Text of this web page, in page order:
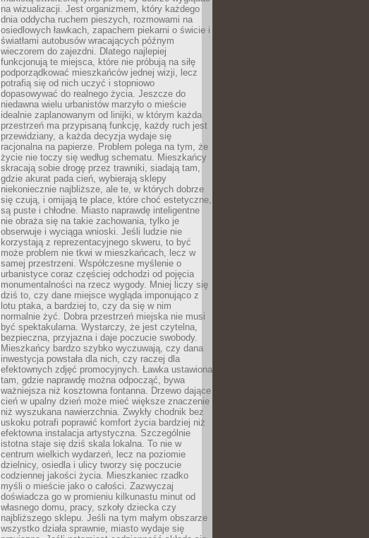
na wizualizacji. Jest organizmem, który każdego
dnia oddycha ruchem pieszych, rozmowami na
osiedlowych ławkach, zapachem piekarni o świcie i
światłami autobusów wracających późnym
wieczorem do zajezdni. Dlatego najlepiej
funkcjonują te miejsca, które nie próbują na siłę
podporządkować mieszkańców jednej wizji, lecz
potrafią się od nich uczyć i stopniowo
dopasowywać do realnego życia. Jeszcze do
niedawna wielu urbanistów marzyło o mieście
idealnie zaplanowanym od linijki, w którym każda
przestrzeń ma przypisaną funkcję, każdy ruch jest
przewidziany, a każda decyzja wydaje się
racjonalna na papierze. Problem polega na tym, że
życie nie toczy się według schematu. Mieszkańcy
skracają sobie drogę przez trawniki, siadają tam,
gdzie akurat pada cień, wybierają sklepy
niekoniecznie najbliższe, ale te, w których dobrze
się czują, i omijają te place, które choć estetyczne,
są puste i chłodne. Miasto naprawdę inteligentne
nie obraża się na takie zachowania, tylko je
obserwuje i wyciąga wnioski. Jeśli ludzie nie
korzystają z reprezentacyjnego skweru, to być
może problem nie tkwi w mieszkańcach, lecz w
samej przestrzeni. Współczesne myślenie o
urbanistyce coraz częściej odchodzi od pojęcia
monumentalności na rzecz wygody. Mniej liczy się
dziś to, czy dane miejsce wygląda imponująco z
lotu ptaka, a bardziej to, czy da się w nim
normalnie żyć. Dobra przestrzeń miejska nie musi
być spektakularna. Wystarczy, że jest czytelna,
bezpieczna, przyjazna i daje poczucie swobody.
Mieszkańcy bardzo szybko wyczuwają, czy dana
inwestycja powstała dla nich, czy raczej dla
efektownych zdjęć promocyjnych. Ławka ustawiona
tam, gdzie naprawdę można odpocząć, bywa
ważniejsza niż kosztowna fontanna. Drzewo dające
cień w upalny dzień może mieć większe znaczenie
niż wyszukana nawierzchnia. Zwykły chodnik bez
uskoku potrafi poprawić komfort życia bardziej niż
efektowna instalacja artystyczna. Szczególnie
istotna staje się dziś skala lokalna. To nie w
centrum wielkich wydarzeń, lecz na poziomie
dzielnicy, osiedla i ulicy tworzy się poczucie
codziennej jakości życia. Mieszkaniec rzadko
myśli o mieście jako o całości. Zazwyczaj
doświadcza go w promieniu kilkunastu minut od
własnego domu, pracy, szkoły dziecka czy
najbliższego sklepu. Jeśli na tym małym obszarze
wszystko działa sprawnie, miasto wydaje się